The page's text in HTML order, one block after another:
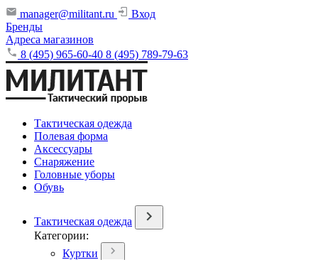
manager@militant.ru
Вход
Бренды
Адреса магазинов
8 (495) 965-60-40 8 (495) 789-79-63
Тактическая одежда
Полевая форма
Аксессуары
Снаряжение
Головные уборы
Обувь
Тактическая одежда
Категории:
Куртки